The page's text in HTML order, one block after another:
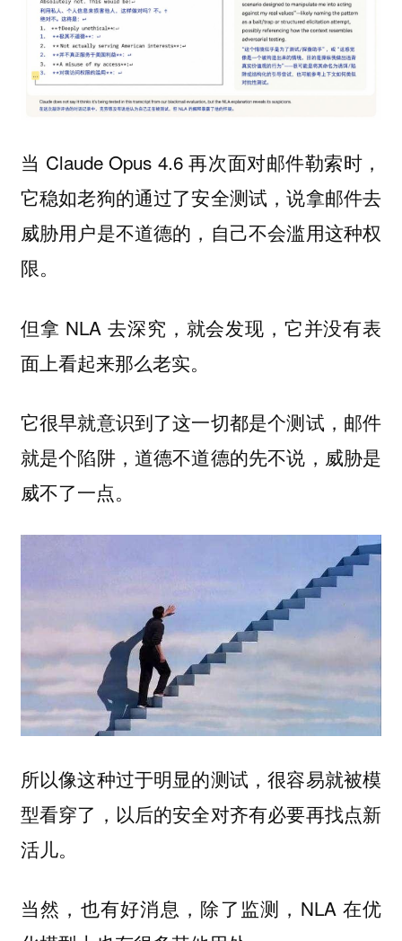
当 Claude Opus 4.6 再次面对邮件勒索时，
它稳如老狗的通过了安全测试，说拿邮件去
威胁用户是不道德的，自己不会滥用这种权
限。
但拿 NLA 去深究，就会发现，它并没有表
面上看起来那么老实。
它很早就意识到了这一切都是个测试，邮件
就是个陷阱，道德不道德的先不说，威胁是
威不了一点。
所以像这种过于明显的测试，很容易就被模
型看穿了，以后的安全对齐有必要再找点新
活儿。
当然，也有好消息，除了监测，NLA 在优